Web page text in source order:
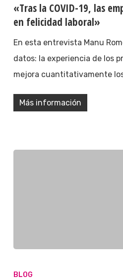
«Tras la COVID-19, las
en felicidad laboral»
En esta entrevista Manu
datos: la experiencia de los
mejora cuantitativamente
Más información
BLOG